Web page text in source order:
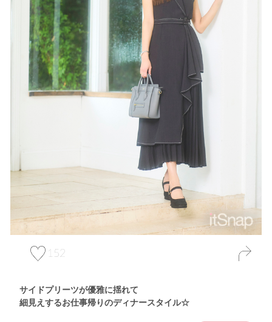
152
サイドプリーツが優雅に揺れて
細見えするお仕事帰りのディナースタイル☆